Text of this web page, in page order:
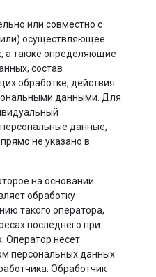
или совместно с
осуществляющее
а также определяющие
состав
обработке, действия
данными. Для
данные,
не указано в
на основании
обработку
такого оператора,
последнего при
Оператор несет
персональных данных
Обработчик